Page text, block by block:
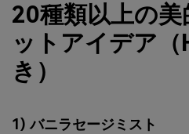
20種類以上の
ットアイデア
き）
1) バニラセージミスト